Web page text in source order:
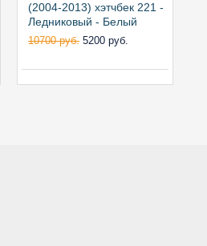
(2004-2013) хэтчбек 221 -
Ледниковый - Белый
10700 руб. 5200 руб.